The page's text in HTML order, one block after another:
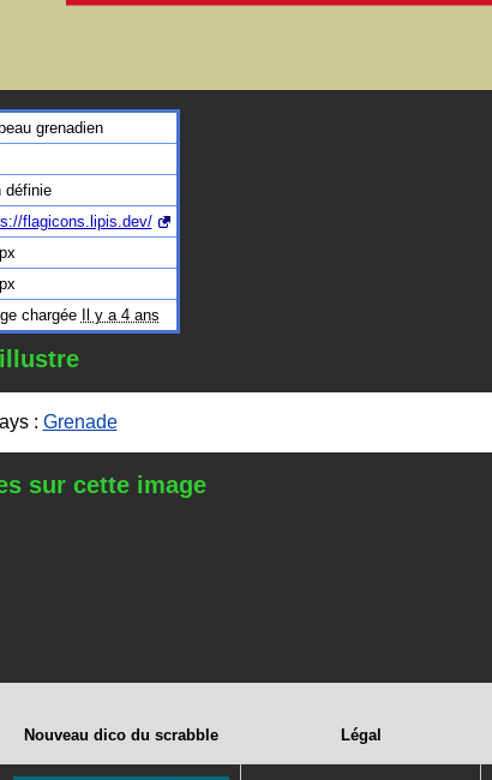
grenadien
définie
flagicons.lipis.dev/
chargée Il y a 4 ans
: Grenade
sur cette image
Nouveau dico du scrabble Légal